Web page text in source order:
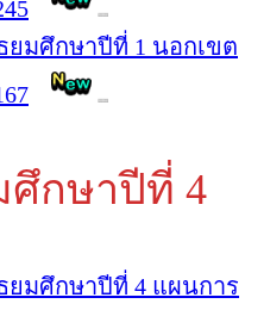
ยมศึกษาปีที่ 1 นอกเขต
กษาปีที่ 4
ยมศึกษาปีที่ 4 แผนการ